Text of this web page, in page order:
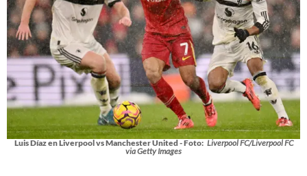
Luis Díaz en Liverpool vs Manchester United - Foto: Liverpool FC/Liverpool FC
via Getty Images